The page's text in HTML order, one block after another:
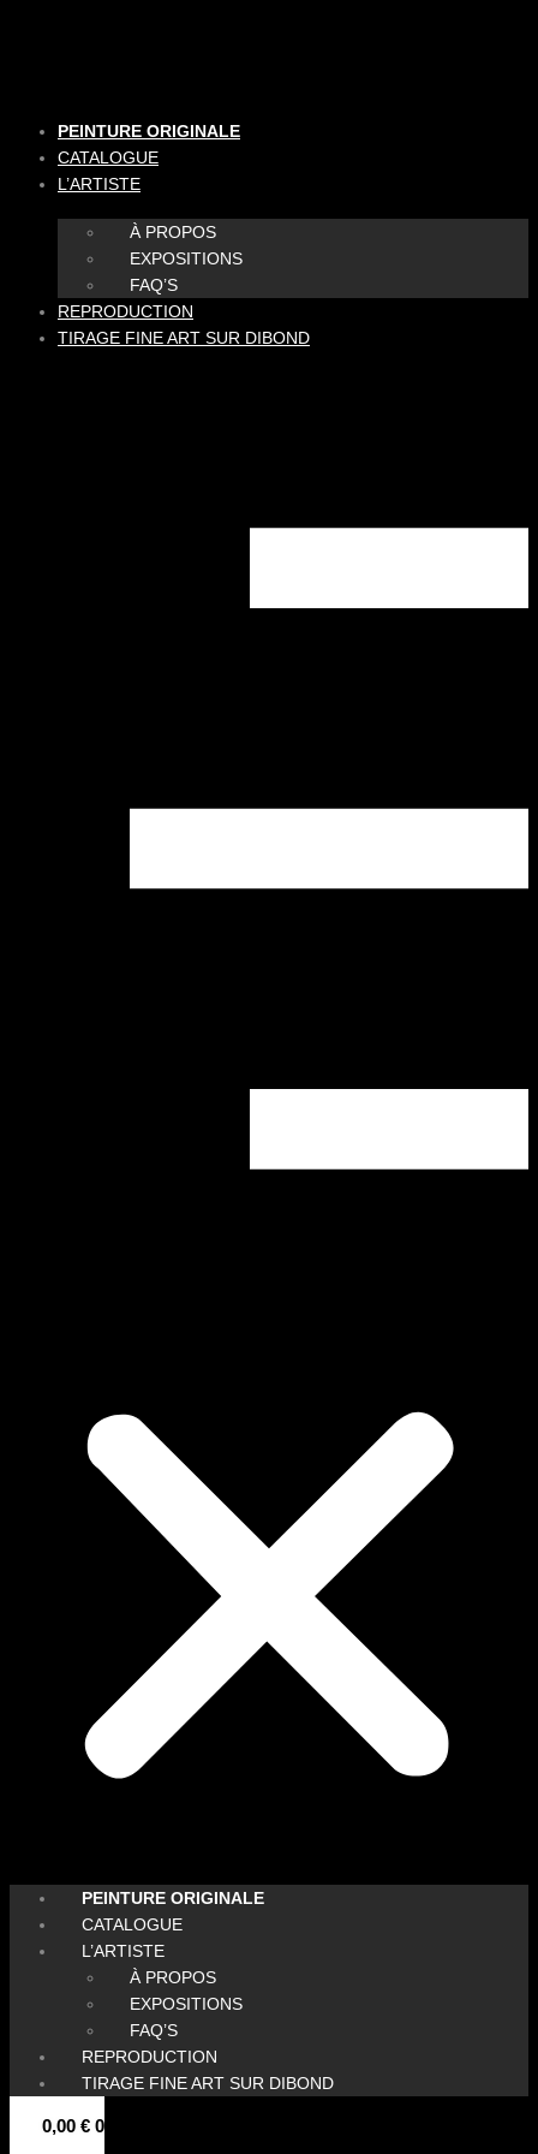
PEINTURE ORIGINALE
CATALOGUE
L’ARTISTE
À PROPOS
EXPOSITIONS
FAQ’S
REPRODUCTION
TIRAGE FINE ART SUR DIBOND
PEINTURE ORIGINALE
CATALOGUE
L’ARTISTE
À PROPOS
EXPOSITIONS
FAQ’S
REPRODUCTION
TIRAGE FINE ART SUR DIBOND
0,00 € 0